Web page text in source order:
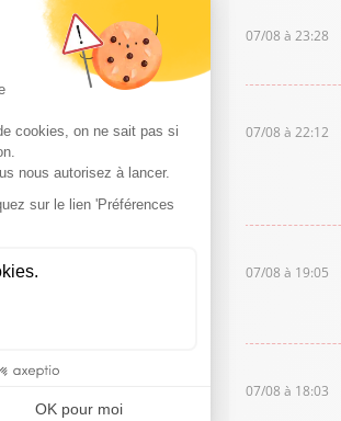
élan de
pour les
07/08 à 23:28
07/08 à 22:12
07/08 à 19:05
07/08 à 18:03